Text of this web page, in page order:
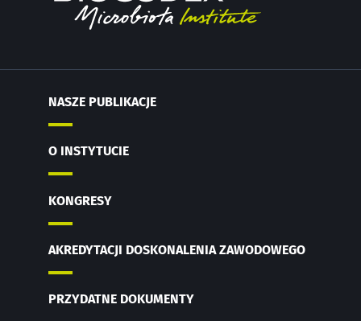
NASZE PUBLIKACJE
O INSTYTUCIE
KONGRESY
AKREDYTACJI DOSKONALENIA ZAWODOWEGO
PRZYDATNE DOKUMENTY